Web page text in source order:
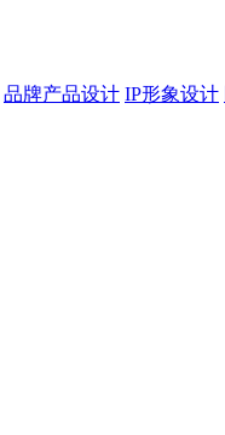
品牌产品设计 IP形象设计